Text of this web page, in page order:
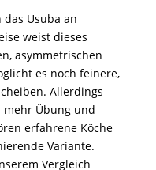
Usuba an
weist dieses
asymmetrischen
es noch feinere,
Allerdings
Übung und
erfahrene Köche
Variante.
Vergleich